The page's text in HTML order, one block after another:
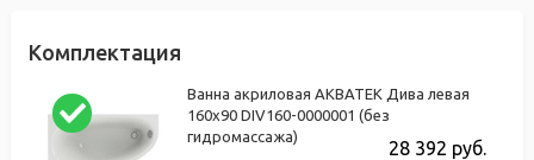
Комплектация
Ванна акриловая АКВАТЕК Дива левая
160x90 DIV160-0000001 (без
гидромассажа)
28 392 руб.